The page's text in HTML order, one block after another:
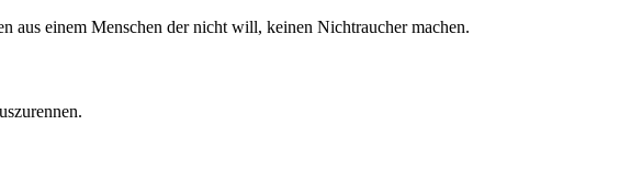
aus einem Menschen der nicht will, keinen Nichtraucher machen.